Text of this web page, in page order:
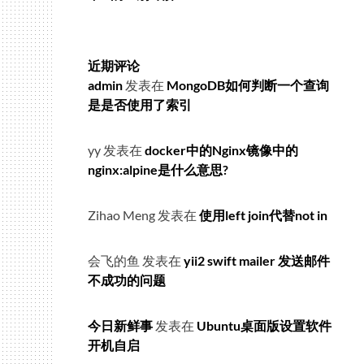
近期评论
admin 发表在 MongoDB如何判断一个查询
是是否使用了索引
yy 发表在 docker中的Nginx镜像中的
nginx:alpine是什么意思?
Zihao Meng 发表在 使用left join代替not in
会飞的鱼 发表在 yii2 swift mailer 发送邮件
不成功的问题
今日新鲜事 发表在 Ubuntu桌面版设置软件
开机自启